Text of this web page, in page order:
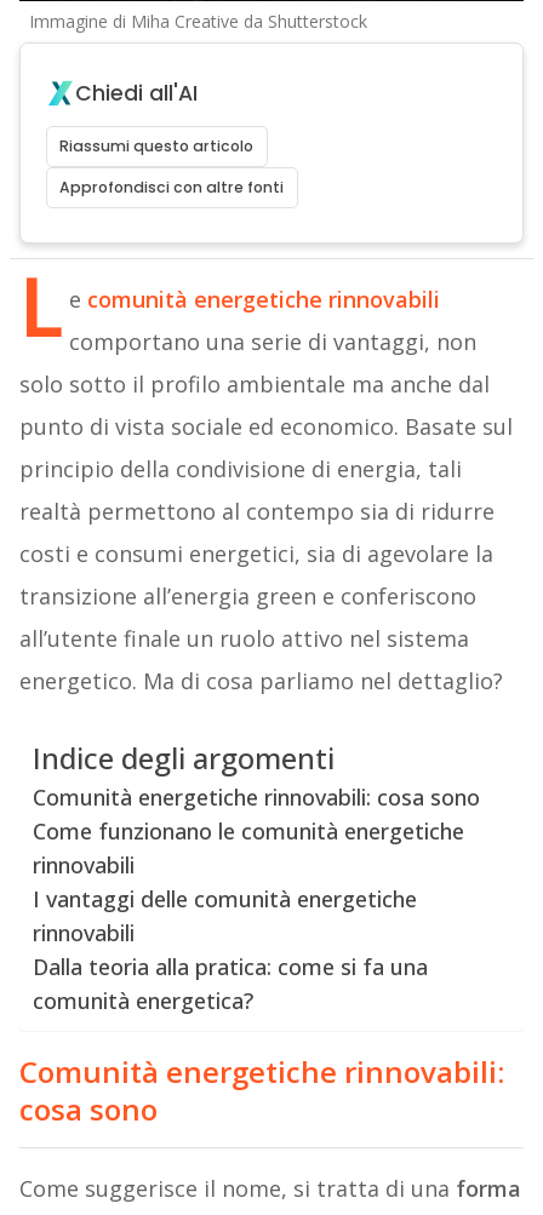
Immagine di Miha Creative da Shutterstock
Chiedi all'AI
Riassumi questo articolo
Approfondisci con altre fonti
L e comunità energetiche rinnovabili
comportano una serie di vantaggi, non
solo sotto il profilo ambientale ma anche dal
punto di vista sociale ed economico. Basate sul
principio della condivisione di energia, tali
realtà permettono al contempo sia di ridurre
costi e consumi energetici, sia di agevolare la
transizione all’energia green e conferiscono
all’utente finale un ruolo attivo nel sistema
energetico. Ma di cosa parliamo nel dettaglio?
Indice degli argomenti
Comunità energetiche rinnovabili: cosa sono
Come funzionano le comunità energetiche
rinnovabili
I vantaggi delle comunità energetiche
rinnovabili
Dalla teoria alla pratica: come si fa una
comunità energetica?
Comunità energetiche rinnovabili:
cosa sono
Come suggerisce il nome, si tratta di una forma